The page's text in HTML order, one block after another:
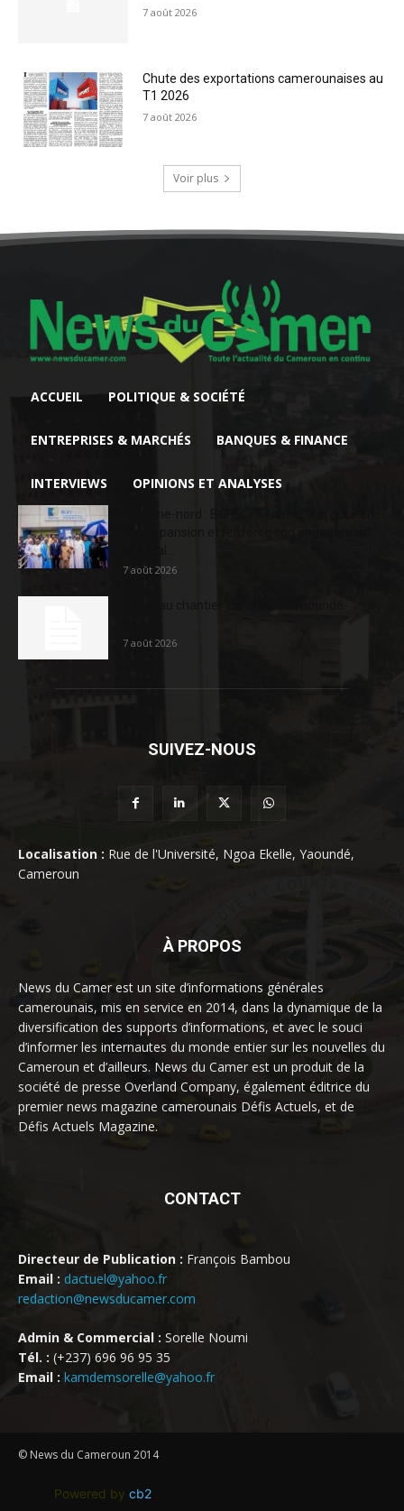
7 août 2026
Chute des exportations camerounaises au
T1 2026
7 août 2026
Voir plus
ACCUEIL POLITIQUE & SOCIÉTÉ
ENTREPRISES & MARCHÉS BANQUES & FINANCE
INTERVIEWS OPINIONS ET ANALYSES
7 août 2026
7 août 2026
SUIVEZ-NOUS
Localisation : Rue de l'Université, Ngoa Ekelle, Yaoundé,
Cameroun
À PROPOS
News du Camer est un site d’informations générales
camerounais, mis en service en 2014, dans la dynamique de la
diversification des supports d’informations, et avec le souci
d’informer les internautes du monde entier sur les nouvelles du
Cameroun et d’ailleurs. News du Camer est un produit de la
société de presse Overland Company, également éditrice du
premier news magazine camerounais Défis Actuels, et de
Défis Actuels Magazine.
CONTACT
Directeur de Publication : François Bambou
Email : dactuel@yahoo.fr
redaction@newsducamer.com
Admin & Commercial : Sorelle Noumi
Tél. : (+237) 696 96 95 35
Email : kamdemsorelle@yahoo.fr
© News du Cameroun 2014
Powered by cb2